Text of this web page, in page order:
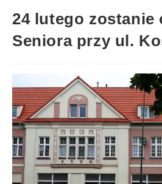
24 lutego zostanie
Seniora przy ul.